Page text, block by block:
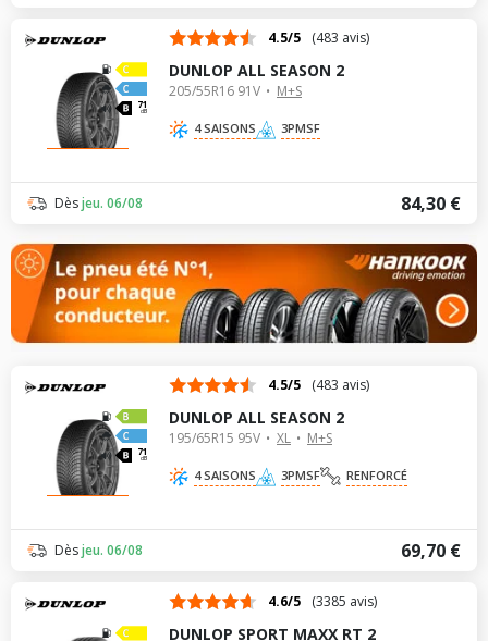
71
dB
4.5/5 (483 avis)
DUNLOP ALL SEASON 2
205/55R16 91V M+S
4 SAISONS 3PMSF
84,30 €
Dèsjeu. 06/08
71
dB
4.5/5 (483 avis)
DUNLOP ALL SEASON 2
195/65R15 95V XL M+S
4 SAISONS 3PMSF RENFORCÉ
69,70 €
Dèsjeu. 06/08
4.6/5 (3385 avis)
DUNLOP SPORT MAXX RT 2